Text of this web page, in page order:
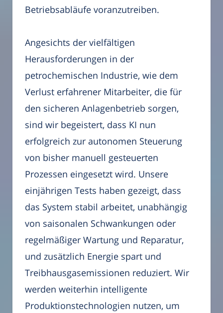
Betriebsabläufe voranzutreiben.
Angesichts der vielfältigen
Herausforderungen in der
petrochemischen Industrie, wie dem
Verlust erfahrener Mitarbeiter, die für
den sicheren Anlagenbetrieb sorgen,
sind wir begeistert, dass KI nun
erfolgreich zur autonomen Steuerung
von bisher manuell gesteuerten
Prozessen eingesetzt wird. Unsere
einjährigen Tests haben gezeigt, dass
das System stabil arbeitet, unabhängig
von saisonalen Schwankungen oder
regelmäßiger Wartung und Reparatur,
und zusätzlich Energie spart und
Treibhausgasemissionen reduziert. Wir
werden weiterhin intelligente
Produktionstechnologien nutzen, um